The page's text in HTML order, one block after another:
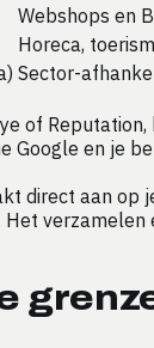
Webshops en
Horeca,
Sector-
of
Google en je
direct aan op